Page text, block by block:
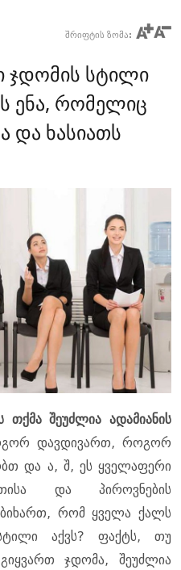
შრიფტის ზომა:
ჯდომის სტილი
ენა, რომელიც
და ხასიათს
თქმა შეუძლია ადამიანის
დავდივართ, როგორ
და ა, შ, ეს ყველაფერი
და პიროვნების
რომ ყველა ქალს
აქვს? ფაქტს, თუ
ჯდომა, შეუძლია